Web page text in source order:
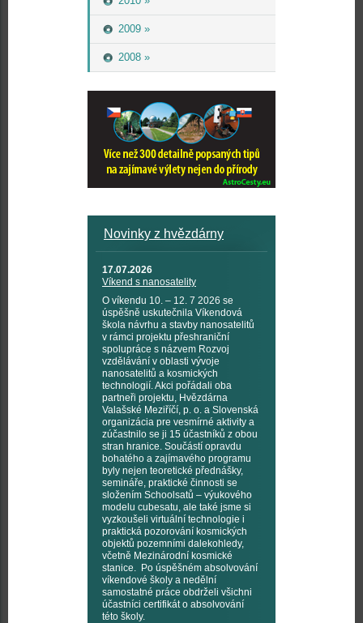
2009 »
2008 »
Novinky z hvězdárny
17.07.2026
Víkend s nanosatelity
O víkendu 10. – 12. 7 2026 se
úspěšně uskutečnila Víkendová
škola návrhu a stavby nanosatelitů
v rámci projektu přeshraniční
spolupráce s názvem Rozvoj
vzdělávání v oblasti vývoje
nanosatelitů a kosmických
technologií. Akci pořádali oba
partneři projektu, Hvězdárna
Valašské Meziříčí, p. o. a Slovenská
organizácia pre vesmírné aktivity a
zúčastnilo se ji 15 účastníků z obou
stran hranice. Součástí opravdu
bohatého a zajímavého programu
byly nejen teoretické přednášky,
semináře, praktické činnosti se
složením Schoolsatů – výukového
modelu cubesatu, ale také jsme si
vyzkoušeli virtuální technologie i
praktická pozorování kosmických
objektů pozemními dalekohledy,
včetně Mezinárodní kosmické
stanice. Po úspěšném absolvování
víkendové školy a nedělní
samostatné práce obdrželi všichni
účastníci certifikát o absolvování
této školy.